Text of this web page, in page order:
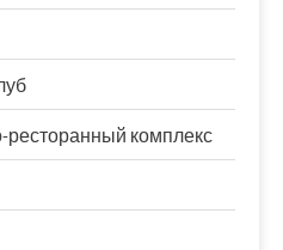
ресторанный комплекс